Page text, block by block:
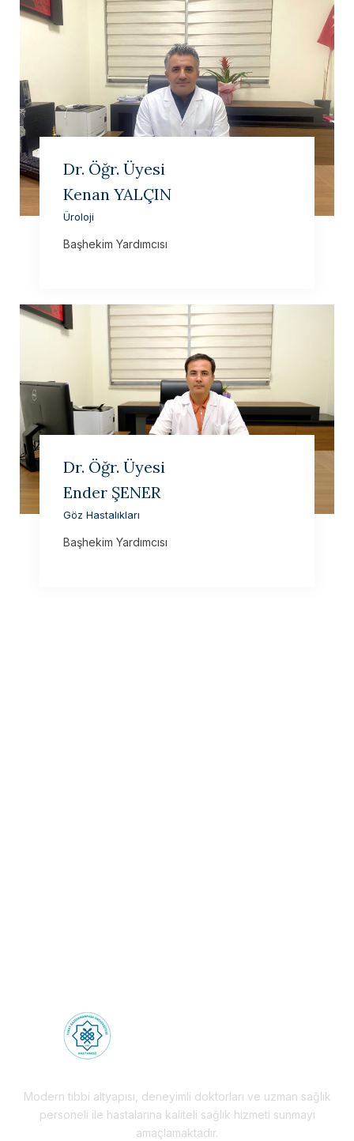
Dr. Öğr. Üyesi
Kenan YALÇIN
Üroloji
Başhekim Yardımcısı
Dr. Öğr. Üyesi
Ender ŞENER
Göz Hastalıkları
Başhekim Yardımcısı
Modern tıbbi altyapısı, deneyimli doktorları ve uzman sağlık
personeli ile hastalarına kaliteli sağlık hizmeti sunmayı
amaçlamaktadır.